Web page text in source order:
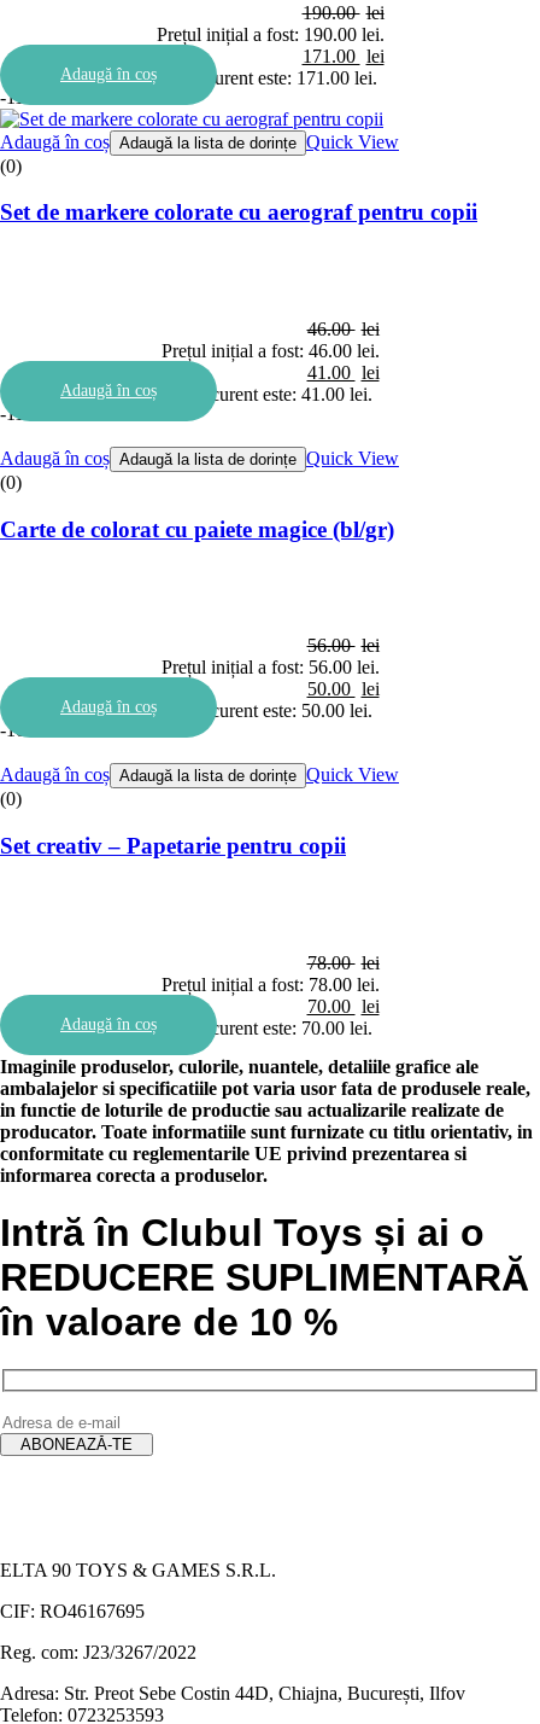
190.00 lei
Prețul inițial a fost: 190.00 lei.
171.00 lei
Prețul curent este: 171.00 lei.
Adaugă în coș
-11%
Adaugă în coș Adaugă la lista de dorințe Quick View
(0)
Set de markere colorate cu aerograf pentru copii
46.00 lei
Prețul inițial a fost: 46.00 lei.
41.00 lei
Prețul curent este: 41.00 lei.
Adaugă în coș
-11%
Adaugă în coș Adaugă la lista de dorințe Quick View
(0)
Carte de colorat cu paiete magice (bl/gr)
56.00 lei
Prețul inițial a fost: 56.00 lei.
50.00 lei
Prețul curent este: 50.00 lei.
Adaugă în coș
-10%
Adaugă în coș Adaugă la lista de dorințe Quick View
(0)
Set creativ – Papetarie pentru copii
78.00 lei
Prețul inițial a fost: 78.00 lei.
70.00 lei
Prețul curent este: 70.00 lei.
Adaugă în coș
Imaginile produselor, culorile, nuantele, detaliile grafice ale
ambalajelor si specificatiile pot varia usor fata de produsele reale,
in functie de loturile de productie sau actualizarile realizate de
producator. Toate informatiile sunt furnizate cu titlu orientativ, in
conformitate cu reglementarile UE privind prezentarea si
informarea corecta a produselor.
Intră în Clubul Toys și ai o
REDUCERE SUPLIMENTARĂ
în valoare de 10 %
ELTA 90 TOYS & GAMES S.R.L.
CIF: RO46167695
Reg. com: J23/3267/2022
Adresa: Str. Preot Sebe Costin 44D, Chiajna, București, Ilfov
Telefon: 0723253593